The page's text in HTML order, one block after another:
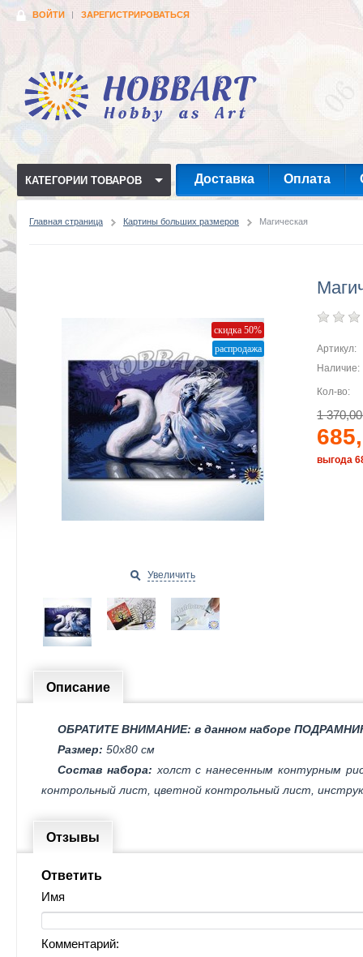
ВОЙТИ ЗАРЕГИСТРИРОВАТЬСЯ
КАТЕГОРИИ ТОВАРОВ Доставка Оплата
Главная страница Картины больших размеров Магическая
скидка 50%
распродажа
Увеличить
Артикул:
Наличие:
Кол-во:
1
выгода
Описание
ОБРАТИТЕ ВНИМАНИЕ: в данном наборе
Размер: 50х80 см
Состав набора: холст с нанесенным контурным
контрольный лист, цветной контрольный лист,
Отзывы
Ответить
Имя
Комментарий: